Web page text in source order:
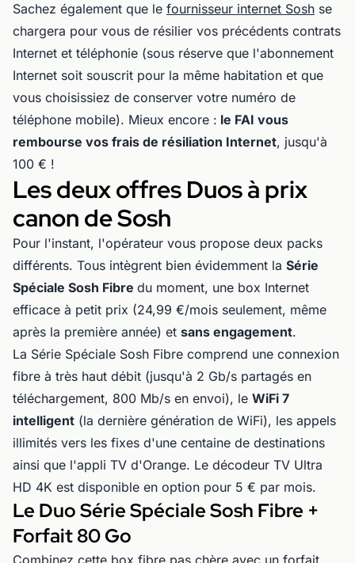
Sachez également que le fournisseur internet Sosh se
chargera pour vous de résilier vos précédents contrats
Internet et téléphonie (sous réserve que l'abonnement
Internet soit souscrit pour la même habitation et que
vous choisissiez de conserver votre numéro de
téléphone mobile). Mieux encore : le FAI vous
rembourse vos frais de résiliation Internet, jusqu'à
100 € !
Les deux offres Duos à prix
canon de Sosh
Pour l'instant, l'opérateur vous propose deux packs
différents. Tous intègrent bien évidemment la Série
Spéciale Sosh Fibre du moment, une box Internet
efficace à petit prix (24,99 €/mois seulement, même
après la première année) et sans engagement.
La Série Spéciale Sosh Fibre comprend une connexion
fibre à très haut débit (jusqu'à 2 Gb/s partagés en
téléchargement, 800 Mb/s en envoi), le WiFi 7
intelligent (la dernière génération de WiFi), les appels
illimités vers les fixes d'une centaine de destinations
ainsi que l'appli TV d'Orange. Le décodeur TV Ultra
HD 4K est disponible en option pour 5 € par mois.
Le Duo Série Spéciale Sosh Fibre +
Forfait 80 Go